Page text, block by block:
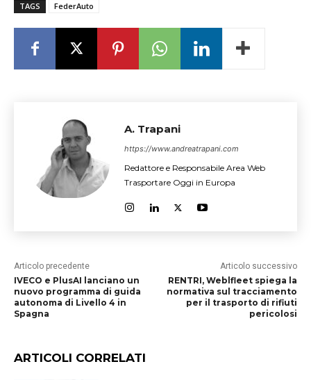
TAGS FederAuto
A. Trapani
https://www.andreatrapani.com
Redattore e Responsabile Area Web
Trasportare Oggi in Europa
Articolo precedente
IVECO e PlusAI lanciano un
nuovo programma di guida
autonoma di Livello 4 in
Spagna
Articolo successivo
RENTRI, Weblfleet spiega la
normativa sul tracciamento
per il trasporto di rifiuti
pericolosi
ARTICOLI CORRELATI